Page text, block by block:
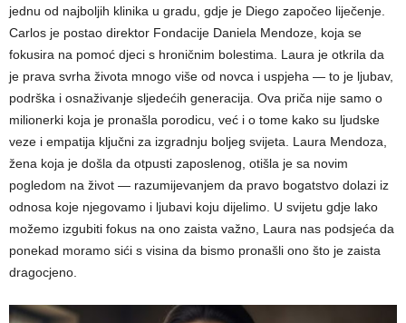
jednu od najboljih klinika u gradu, gdje je Diego započeo liječenje.
Carlos je postao direktor Fondacije Daniela Mendoze, koja se
fokusira na pomoć djeci s hroničnim bolestima. Laura je otkrila da
je prava svrha života mnogo više od novca i uspjeha — to je ljubav,
podrška i osnaživanje sljedećih generacija. Ova priča nije samo o
milionerki koja je pronašla porodicu, već i o tome kako su ljudske
veze i empatija ključni za izgradnju boljeg svijeta. Laura Mendoza,
žena koja je došla da otpusti zaposlenog, otišla je sa novim
pogledom na život — razumijevanjem da pravo bogatstvo dolazi iz
odnosa koje njegovamo i ljubavi koju dijelimo. U svijetu gdje lako
možemo izgubiti fokus na ono zaista važno, Laura nas podsjeća da
ponekad moramo sići s visina da bismo pronašli ono što je zaista
dragocjeno.